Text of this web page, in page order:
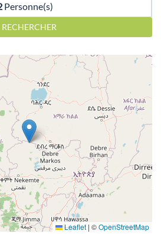
Personne(s)
RECHERCHER
Leaflet | ©OpenStreetMap